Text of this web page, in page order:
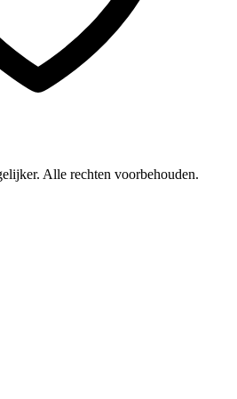
Alle rechten voorbehouden.